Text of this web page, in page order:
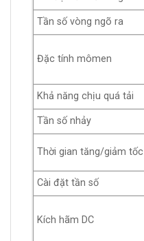
Tần số vòng ngõ ra
Đặc tính mômen
Khả năng chịu quá tải
Tần số nhảy
Thời gian tăng/giảm tốc
Cài đặt tần số
Kích hãm DC